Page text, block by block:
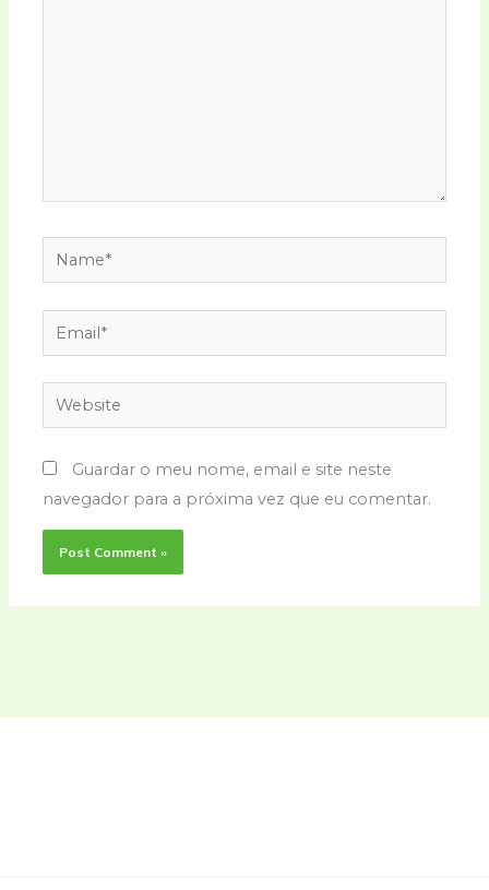
Name*
Email*
Website
Guardar o meu nome, email e site neste
navegador para a próxima vez que eu comentar.